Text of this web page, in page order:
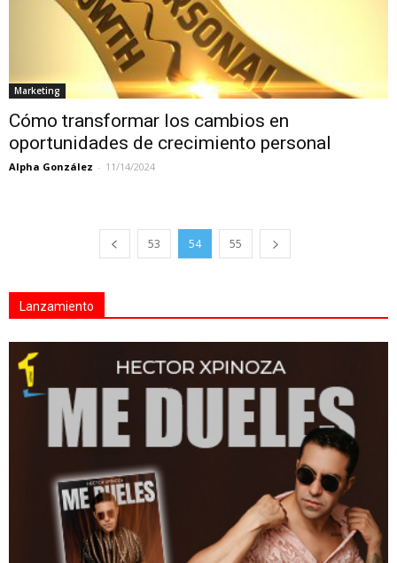
Marketing
Cómo transformar los cambios en
oportunidades de crecimiento personal
Alpha González - 11/14/2024
53 54 55
Lanzamiento